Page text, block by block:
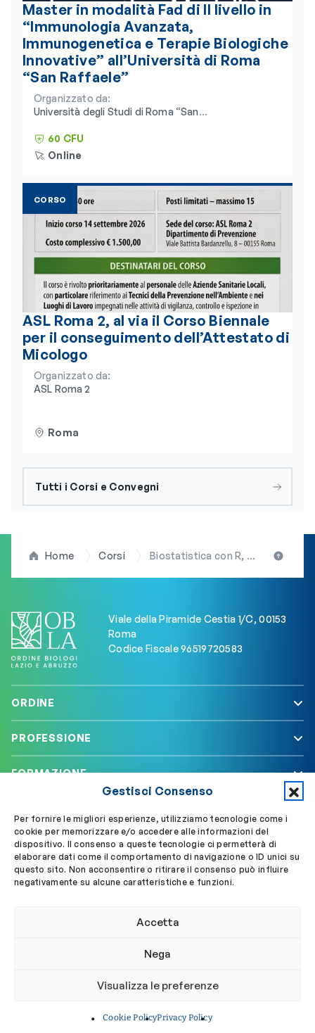
Gestisci Consenso
Per fornire le migliori esperienze, utilizziamo tecnologie come i
cookie per memorizzare e/o accedere alle informazioni del
dispositivo. Il consenso a queste tecnologie ci permetterà di
elaborare dati come il comportamento di navigazione o ID unici su
questo sito. Non acconsentire o ritirare il consenso può influire
negativamente su alcune caratteristiche e funzioni.
Accetta
Nega
Visualizza le preferenze
Cookie PolicyPrivacy Policy
Master in modalità Fad di II livello in
“Immunologia Avanzata,
Immunogenetica e Terapie Biologiche
Innovative” all’Università di Roma
“San Raffaele”
Organizzato da:
Università degli Studi di Roma “San
Humanitas
60 CFU
Online
CORSO
ASL Roma 2, al via il Corso Biennale
per il conseguimento dell’Attestato di
Micologo
Organizzato da:
ASL Roma 2
Roma
Tutti i Corsi e Convegni
Home Corsi Biostatistica con R, il 20 giugno a Roma il corso ECM promosso dall’OBLA
Viale della Piramide Cestia 1/C, 00153
Roma
Codice Fiscale 96519720583
ORDINE
PROFESSIONE
FORMAZIONE
Segui OBLA su Accedi a My OBLA
Cookie policy